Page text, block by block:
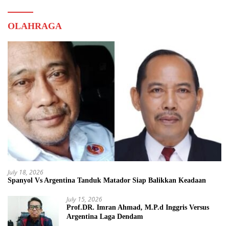
OLAHRAGA
July 18, 2026
Spanyol Vs Argentina Tanduk Matador Siap Balikkan Keadaan
July 15, 2026
Prof.DR. Imran Ahmad, M.P.d Inggris Versus
Argentina Laga Dendam